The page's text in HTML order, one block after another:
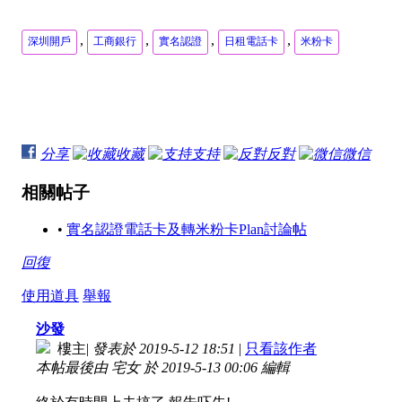
經銀行或找換店匯款,
自己帶錢上去ATM入,
另外好似裝雲閃付App同用雲閃付實體卡都可以直接入閘(我
深圳開戶 , 工商銀行 , 實名認證 , 日租電話卡 , 米粉卡
分享 收藏 支持 反對 微信
相關帖子
• 實名認證電話卡及轉米粉卡Plan討論帖
回復
使用道具 舉報
沙發
樓主| 發表於 2019-5-12 18:51 | 只看該作者
本帖最後由 宅女 於 2019-5-13 00:06 編輯